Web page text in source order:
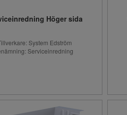
Höger sida
System Edström
Serviceinredning